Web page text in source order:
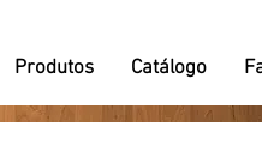
Produtos Catálogo